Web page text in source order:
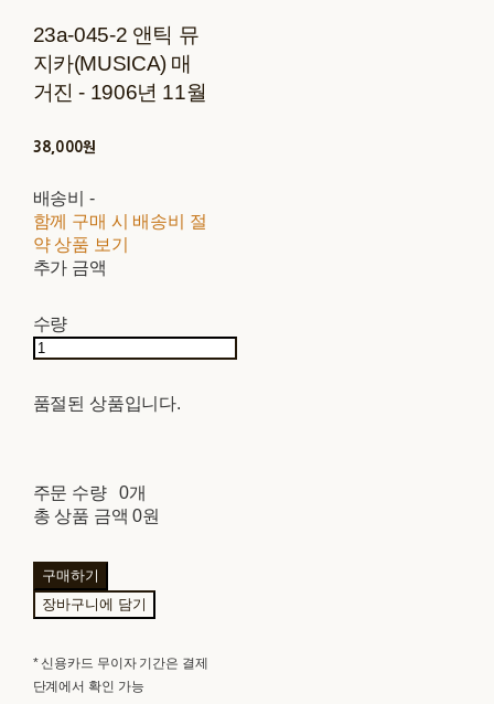
23a-045-2 앤틱 뮤
지카(MUSICA) 매
거진 - 1906년 11월
38,000원
배송비 -
함께 구매 시 배송비 절
약 상품 보기
추가 금액
수량
품절된 상품입니다.
주문 수량
0개
총 상품 금액 0원
구매하기
장바구니에 담기
* 신용카드 무이자 기간은 결제
단계에서 확인 가능